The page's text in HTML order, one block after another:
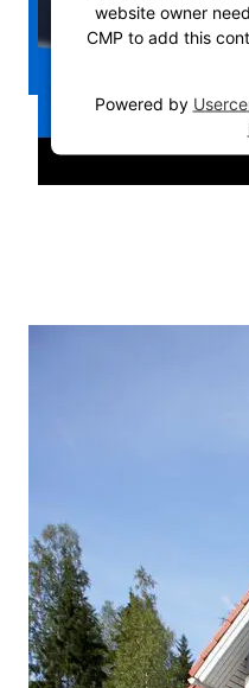
website owner
CMP to add this
Powered by